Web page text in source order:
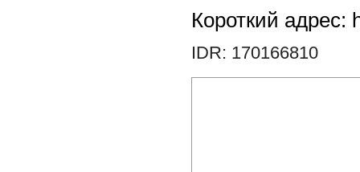
Короткий адрес:
IDR: 170166810